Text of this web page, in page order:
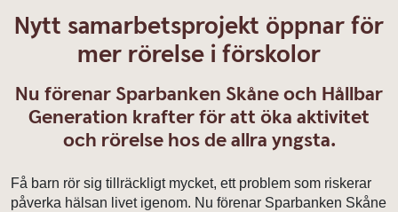
Nytt samarbetsprojekt öppnar för
mer rörelse i förskolor
Nu förenar Sparbanken Skåne och Hållbar
Generation krafter för att öka aktivitet
och rörelse hos de allra yngsta.
Få barn rör sig tillräckligt mycket, ett problem som riskerar
påverka hälsan livet igenom. Nu förenar Sparbanken Skåne